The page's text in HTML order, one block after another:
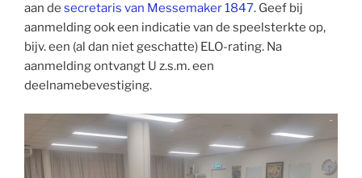
aan de secretaris van Messemaker 1847. Geef bij
aanmelding ook een indicatie van de speelsterkte op,
bijv. een (al dan niet geschatte) ELO-rating. Na
aanmelding ontvangt U z.s.m. een
deelnamebevestiging.